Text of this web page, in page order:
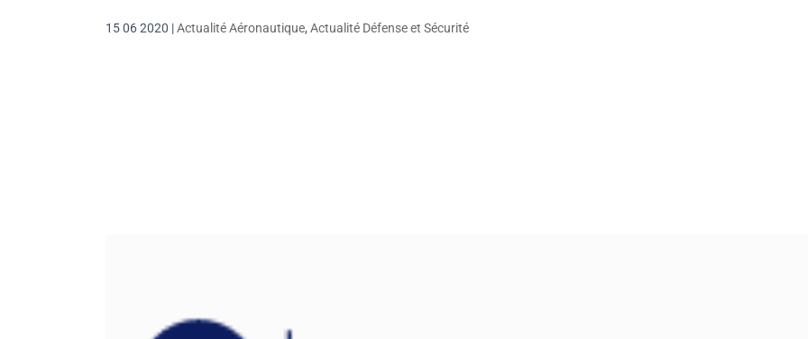
15 06 2020 |Actualité Aéronautique, Actualité Défense et Sécurité